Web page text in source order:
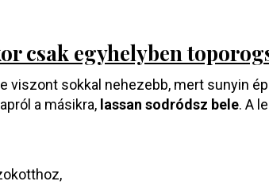
csak egyhelyben
sokkal nehezebb, mert sunyin
a másikra, lassan sodródsz bele. A